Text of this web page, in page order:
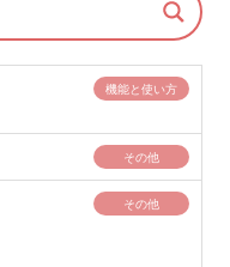
機能と使い方
その他
その他